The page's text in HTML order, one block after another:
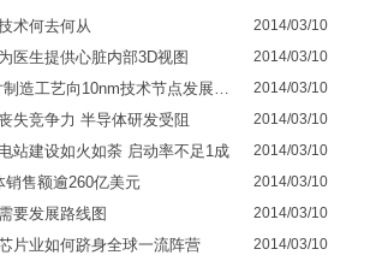
术何去何从 2014/03/10
医生提供心脏内部3D视图 2014/03/10
FD-SOI：芯片制造工艺向10nm技术节点发展的最佳选择 2014/03/10
失竞争力 半导体研发受阻 2014/03/10
站建设如火如荼 启动率不足1成 2014/03/10
销售额逾260亿美元 2014/03/10
要发展路线图 2014/03/10
片业如何跻身全球一流阵营 2014/03/10